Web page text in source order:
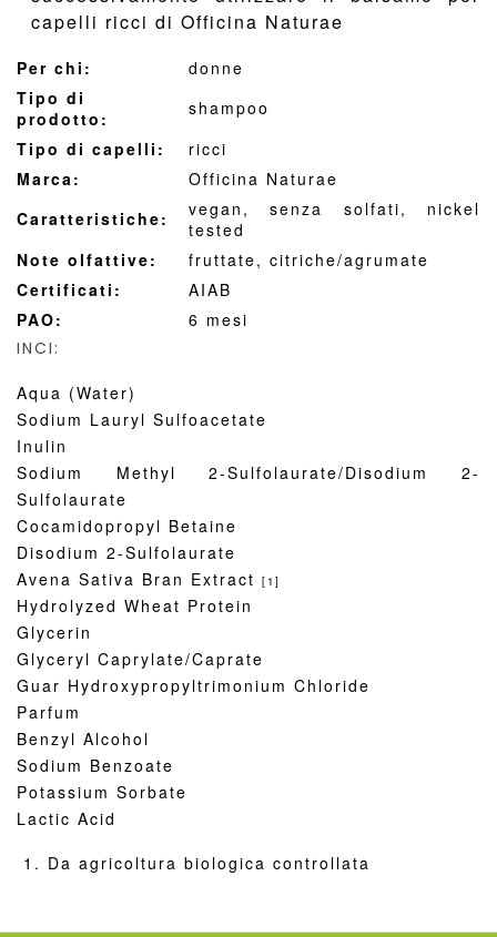
capelli ricci di Officina Naturae
Per chi:
donne
Tipo di
prodotto:
shampoo
Tipo di capelli:
ricci
Marca:
Officina Naturae
Caratteristiche:
vegan, senza solfati, nickel
tested
Note olfattive:
fruttate, citriche/agrumate
Certificati:
AIAB
PAO:
6 mesi
INCI:
Aqua (Water)
Sodium Lauryl Sulfoacetate
Inulin
Sodium Methyl 2-Sulfolaurate/Disodium 2-
Sulfolaurate
Cocamidopropyl Betaine
Disodium 2-Sulfolaurate
Avena Sativa Bran Extract [1]
Hydrolyzed Wheat Protein
Glycerin
Glyceryl Caprylate/Caprate
Guar Hydroxypropyltrimonium Chloride
Parfum
Benzyl Alcohol
Sodium Benzoate
Potassium Sorbate
Lactic Acid
Da agricoltura biologica controllata